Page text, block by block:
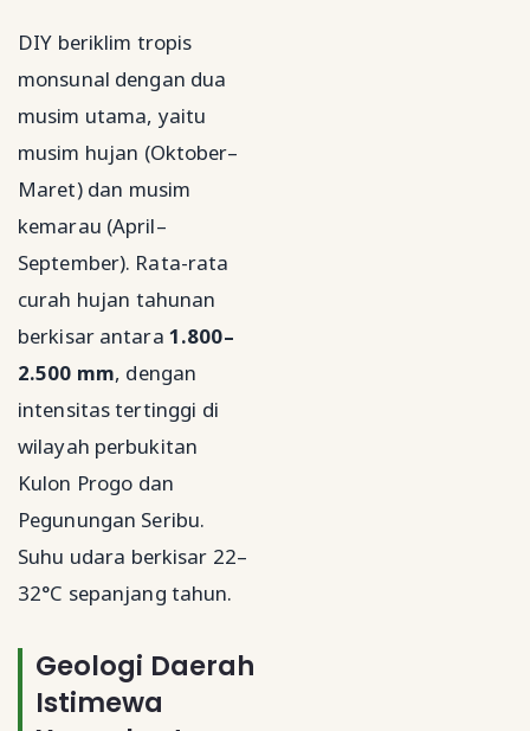
DIY beriklim tropis
monsunal dengan dua
musim utama, yaitu
musim hujan (Oktober–
Maret) dan musim
kemarau (April–
September). Rata-rata
curah hujan tahunan
berkisar antara 1.800–
2.500 mm, dengan
intensitas tertinggi di
wilayah perbukitan
Kulon Progo dan
Pegunungan Seribu.
Suhu udara berkisar 22–
32°C sepanjang tahun.
Geologi Daerah
Istimewa